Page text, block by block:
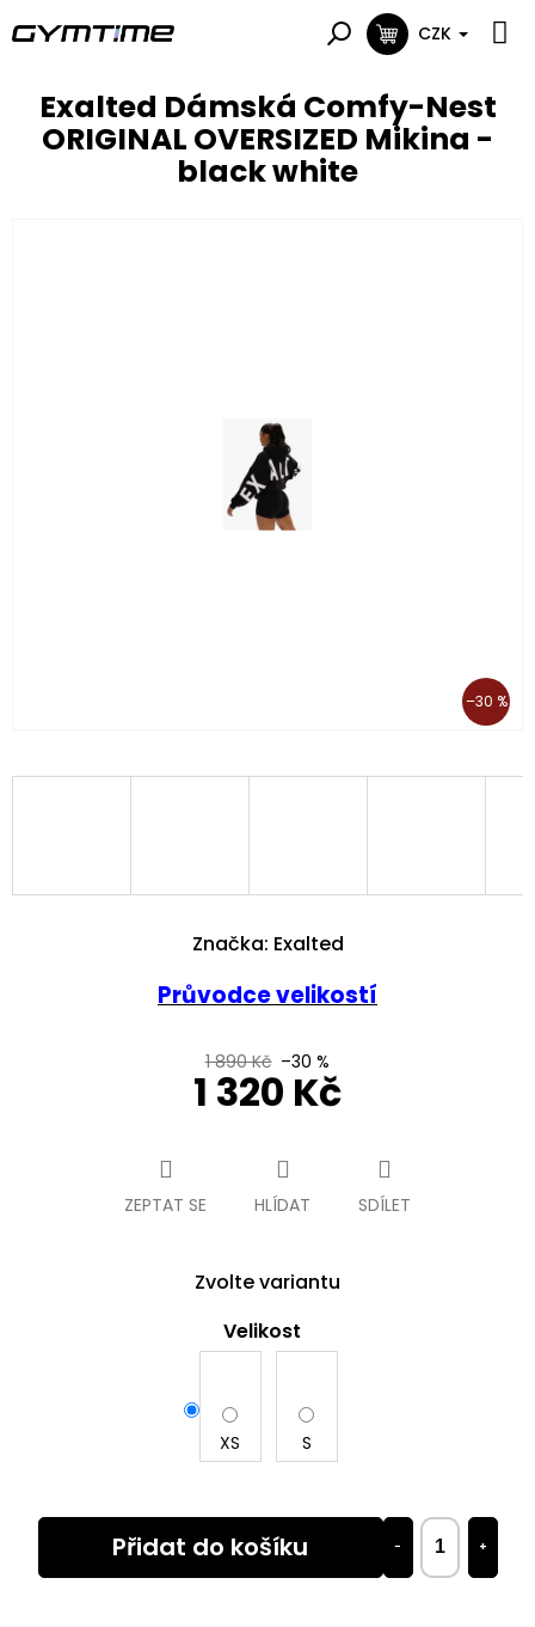
na
NÁKUPNÍ
CZK
Exalted Dámská Comfy-Nest
ORIGINAL OVERSIZED Mikina -
black white
–30 %
1 890 Kč –30 %
1 320 Kč
Zvolte variantu
Velikost
XS S
+
−
Přidat do košíku
Průvodce velikostí
ZEPTAT SE HLÍDAT SDÍLET
Značka: Exalted